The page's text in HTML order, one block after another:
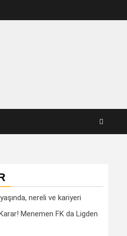
nereli ve kariyeri
Menemen FK da Ligden